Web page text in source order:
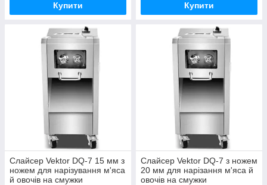
Купити Купити
Слайсер Vektor DQ-7 15 мм з
ножем для нарізування м'яса
й овочів на смужки
Слайсер Vektor DQ-7 з ножем
20 мм для нарізання м'яса й
овочів на смужки